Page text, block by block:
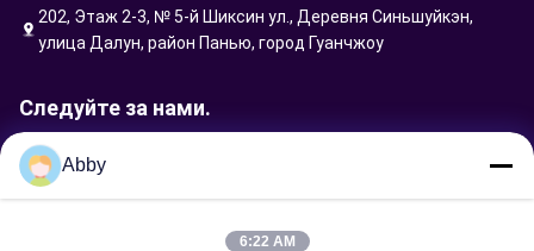
202, Этаж 2-3, № 5-й Шиксин ул., Деревня Синьшуйкэн,
улица Далун, район Панью, город Гуанчжоу
Следуйте за нами.
Abby
6:22 AM